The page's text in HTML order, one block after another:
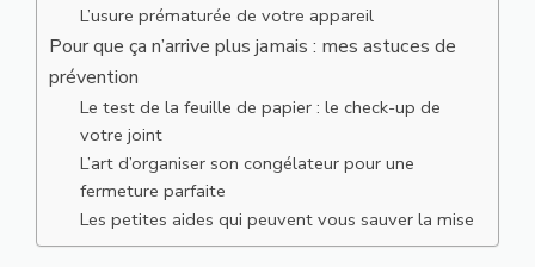
L’usure prématurée de votre appareil
Pour que ça n’arrive plus jamais : mes astuces de
prévention
Le test de la feuille de papier : le check-up de
votre joint
L’art d’organiser son congélateur pour une
fermeture parfaite
Les petites aides qui peuvent vous sauver la mise